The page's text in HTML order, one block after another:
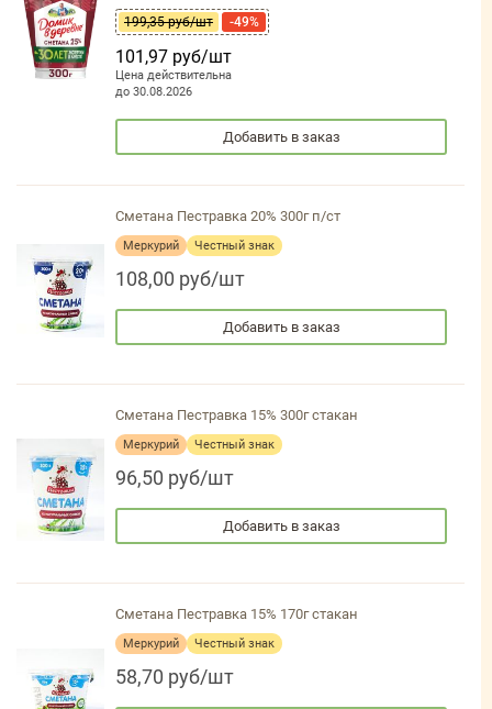
199,35 руб/шт -49%
101,97 руб/шт
Цена действительна
до 30.08.2026
Добавить в заказ
Сметана Пестравка 20% 300г п/ст
Меркурий Честный знак
108,00 руб/шт
Добавить в заказ
Сметана Пестравка 15% 300г стакан
Меркурий Честный знак
96,50 руб/шт
Добавить в заказ
Сметана Пестравка 15% 170г стакан
Меркурий Честный знак
58,70 руб/шт